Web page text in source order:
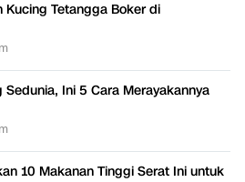
Kucing Tetangga Boker di
Ini 5 Cara Merayakannya
10 Makanan Tinggi Serat Ini untuk